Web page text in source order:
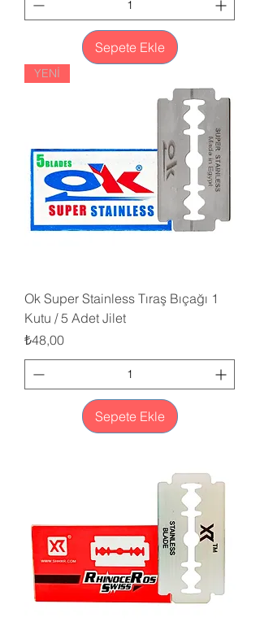
Sepete Ekle
YENİ
Ok Super Stainless Tıraş Bıçağı 1
Kutu / 5 Adet Jilet
Fiyat
₺48,00
Sepete Ekle